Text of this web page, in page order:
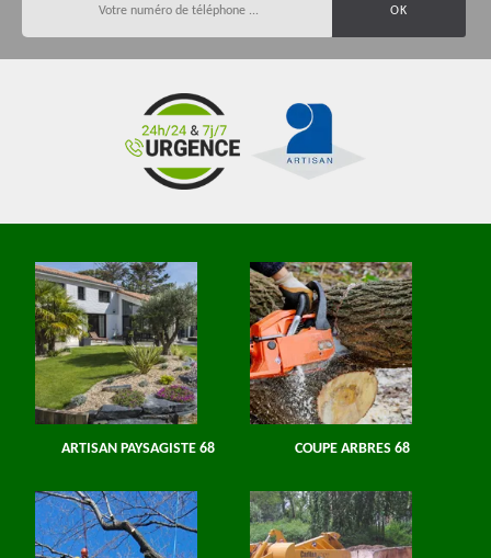
ARTISAN PAYSAGISTE 68 COUPE ARBRES 68